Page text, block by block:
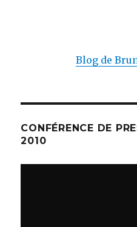
Blog de
CONFÉRENCE DE
2010